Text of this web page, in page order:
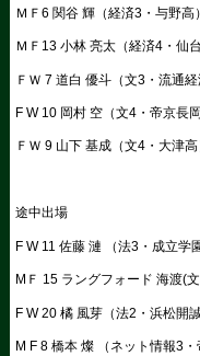
ＭＦ6 関谷 輝（経済3・与野高
ＭＦ13 小林 亮太（経済4・仙
ＦＷ 7 道白 優斗（文3・流通経
F W 10 岡村 空（文4・帝京長
ＦＷ 9 山下 基成（文4・大津
途中出場
F W 11 佐藤 漣 （法3・成立
МＦ 15 ラングフォード 海渡(
F W 20 橘 風芽（法2・浜松開
M F 8 橋本 燦 （ネット情報3